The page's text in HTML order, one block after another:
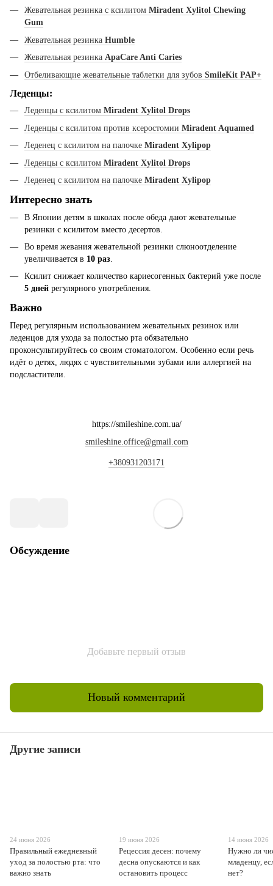
Жевательная резинка с ксилитом Miradent Xylitol Chewing
Gum
Жевательная резинка Humble
Жевательная резинка ApaCare Anti Caries
Отбеливающие жевательные таблетки для зубов SmileKit PAP+
Леденцы:
Леденцы с ксилитом Miradent Xylitol Drops
Леденцы с ксилитом против ксеростомии Miradent Aquamed
Леденец с ксилитом на палочке Miradent Xylipop
Леденцы с ксилитом Miradent Xylitol Drops
Леденец с ксилитом на палочке Miradent Xylipop
Интересно знать
В Японии детям в школах после обеда дают жевательные
резинки с ксилитом вместо десертов.
Во время жевания жевательной резинки слюноотделение
увеличивается в 10 раз
Ксилит снижает количество кариесогенных бактерий уже после
5 дней регулярного употребления.
Важно
Перед регулярным использованием жевательных резинок или
леденцов для ухода за полостью рта обязательно
проконсультируйтесь со своим стоматологом. Особенно если речь
идёт о детях, людях с чувствительными зубами или аллергией на
подсластители.
https://smileshine.com.ua/
smileshine.office@gmail.com
+380931203171
Обсуждение
Добавьте первый отзыв
Новый комментарий
Другие записи
24 июня 2026
Правильный ежедневный
уход за полостью рта: что
важно знать
19 июня 2026
Рецессия десен: почему
десна опускаются и как
остановить процесс
14 июня 2026
Нужно ли
младенцу,
нет?